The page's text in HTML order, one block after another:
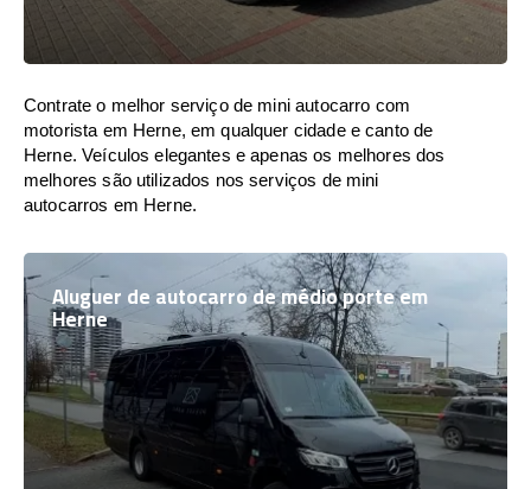
Contrate o melhor serviço de mini autocarro com
motorista em Herne, em qualquer cidade e canto de
Herne. Veículos elegantes e apenas os melhores dos
melhores são utilizados nos serviços de mini
autocarros em Herne.
Aluguer de autocarro de médio porte em
Herne